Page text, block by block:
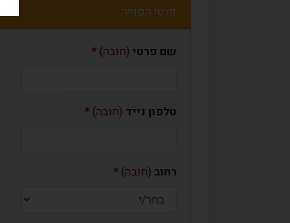
פרטי הפנייה
שם פרטי (חובה)
טלפון נייד (חובה)
רחוב (חובה)